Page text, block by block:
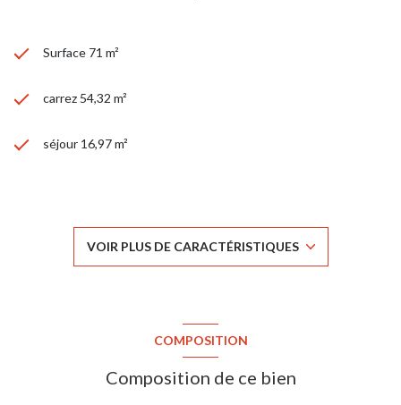
Surface 71 m²
carrez 54,32 m²
séjour 16,97 m²
Chauffage collectif : radiateur (gaz)
exposition Nord-Sud
VOIR PLUS DE CARACTÉRISTIQUES
COMPOSITION
Composition de ce bien